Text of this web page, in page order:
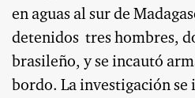
en aguas al sur de
detenidos tres hombres,
brasileño, y se incautó
bordo. La investigación